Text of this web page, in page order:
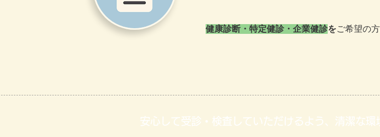
健康診断・特定健診・企業健診をご希望の
安心して受診・検査していただけるよう、清潔な環